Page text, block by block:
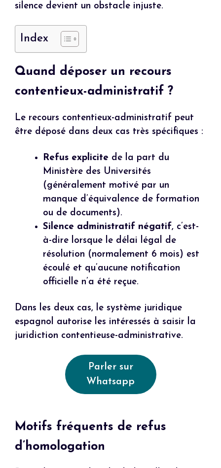
silence devient un obstacle injuste.
Index
Quand déposer un recours
contentieux-administratif ?
Le recours contentieux-administratif peut
être déposé dans deux cas très spécifiques :
Refus explicite de la part du
Ministère des Universités
(généralement motivé par un
manque d’équivalence de formation
ou de documents).
Silence administratif négatif, c’est-
à-dire lorsque le délai légal de
résolution (normalement 6 mois) est
écoulé et qu’aucune notification
officielle n’a été reçue.
Dans les deux cas, le système juridique
espagnol autorise les intéressés à saisir la
juridiction contentieuse-administrative.
Parler sur
Whatsapp
Motifs fréquents de refus
d’homologation